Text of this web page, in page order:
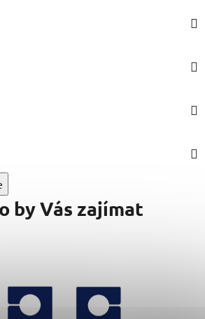
by Vás zajímat